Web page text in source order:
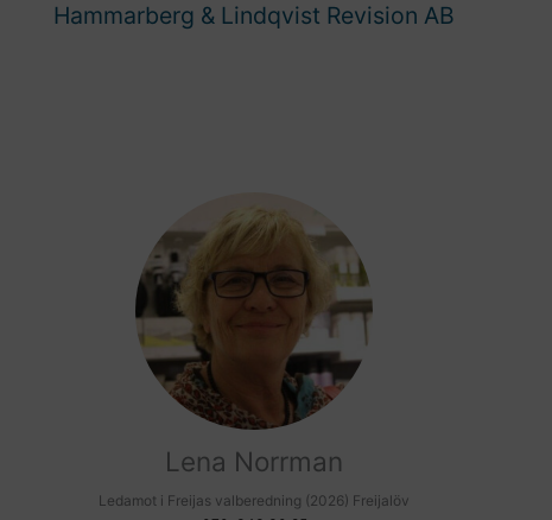
Hammarberg & Lindqvist Revision AB
Lena Norrman
Ledamot i Freijas valberedning (2026) Freijalöv